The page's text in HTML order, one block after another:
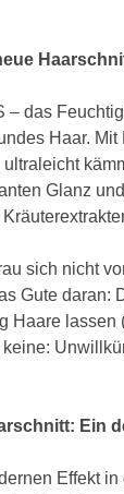
– das
Haar.
Glanz
sich nicht
Gute daran:
Haare lassen
Ein
Effekt